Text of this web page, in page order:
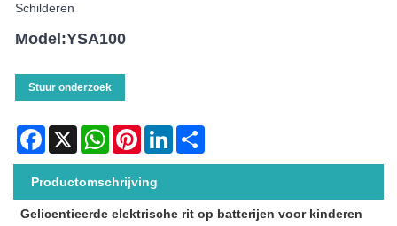
Schilderen
Model:YSA100
Stuur onderzoek
Facebook
X WhatsAppPinterestLinkedIn
Productomschrijving
Gelicentieerde elektrische rit op batterijen voor kinderen